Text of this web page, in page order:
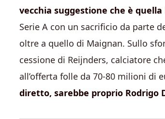
vecchia suggestione che è quella
Serie A con un sacrificio da parte
oltre a quello di Maignan. Sullo
cessione di Reijnders, calciatore
all’offerta folle da 70-80 milioni di
diretto, sarebbe proprio Rodrigo